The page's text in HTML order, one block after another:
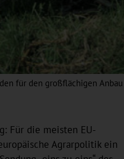
für den großflächigen Anbau
Für die meisten EU-
Agrarpolitik ein